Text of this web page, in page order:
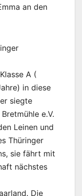
an den
A (
in diese
siegte
e.V.
Leinen und
Thüringer
sie fährt mit
nächstes
Die